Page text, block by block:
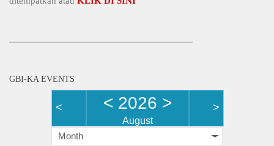
GBI-KA EVENTS
< < 2026 >
August
>
Month